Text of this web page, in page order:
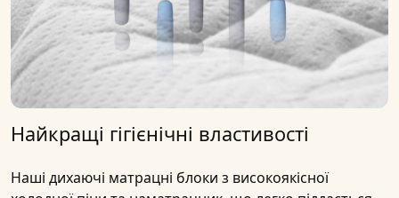
Найкращі гігієнічні властивості
Наші дихаючі матрацні блоки з високоякісної